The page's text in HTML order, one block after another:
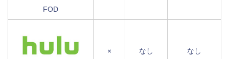
FOD
× なし なし